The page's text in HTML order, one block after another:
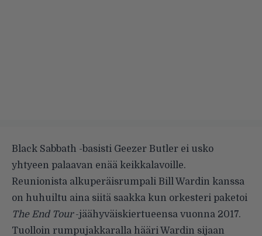
Black Sabbath -basisti Geezer Butler ei usko
yhtyeen palaavan enää keikkalavoille.
Reunionista alkuperäisrumpali Bill Wardin kanssa
on huhuiltu aina siitä saakka kun orkesteri paketoi
The End Tour-jäähyväiskiertueensa vuonna 2017.
Tuolloin rumpujakkaralla hääri Wardin sijaan